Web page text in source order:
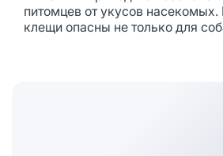
питомцев от укусов
клещи опасны не только для